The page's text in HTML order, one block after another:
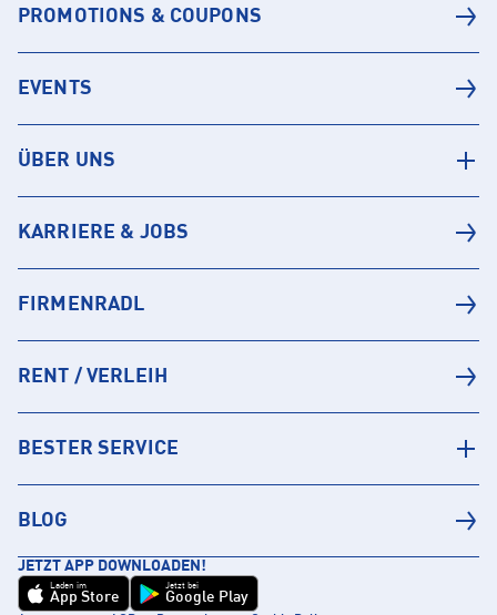
PROMOTIONS & COUPONS
EVENTS
ÜBER UNS
KARRIERE & JOBS
FIRMENRADL
RENT / VERLEIH
BESTER SERVICE
BLOG
JETZT APP DOWNLOADEN!
Laden im
App Store
Jetzt bei
Google Play